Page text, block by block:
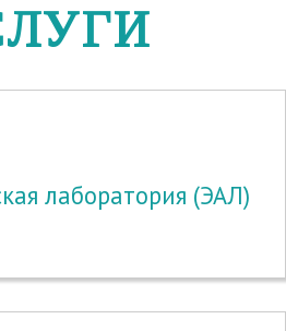
лаборатория (ЭАЛ)